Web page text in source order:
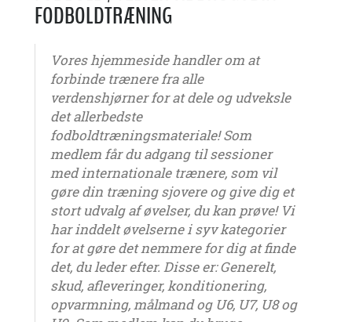
FODBOLDTRÆNING
Vores hjemmeside handler om at
forbinde trænere fra alle
verdenshjørner for at dele og udveksle
det allerbedste
fodboldtræningsmateriale! Som
medlem får du adgang til sessioner
med internationale trænere, som vil
gøre din træning sjovere og give dig et
stort udvalg af øvelser, du kan prøve! Vi
har inddelt øvelserne i syv kategorier
for at gøre det nemmere for dig at finde
det, du leder efter. Disse er: Generelt,
skud, afleveringer, konditionering,
opvarmning, målmand og U6, U7, U8 og